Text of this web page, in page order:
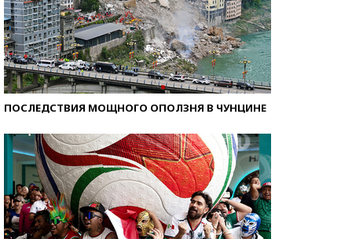
ПОСЛЕДСТВИЯ МОЩНОГО ОПОЛЗНЯ В ЧУНЦИНЕ